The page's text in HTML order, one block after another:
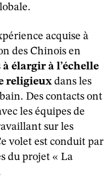
acquise à
des Chinois en
élargir à l’échelle
religieux dans les
Des contacts ont
les équipes de
sur les
volet est conduit par
du projet « La